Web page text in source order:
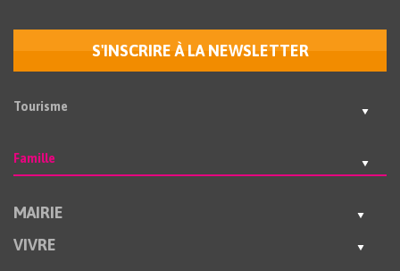
S'INSCRIRE À LA NEWSLETTER
Tourisme
Famille
MAIRIE
VIVRE